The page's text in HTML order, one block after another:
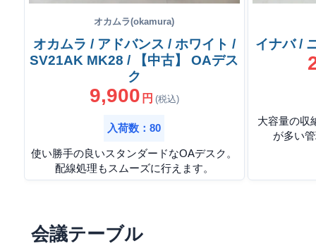
オカムラ(okamura)
オカムラ / アドバンス / ホワイト /
SV21AK MK28 / 【中古】 OAデス
ク
9,900 円 (税込)
入荷数：80
使い勝手の良いスタンダードなOAデスク。
配線処理もスムーズに行えます。
イナバ /
大容量の収
が多い
会議テーブル